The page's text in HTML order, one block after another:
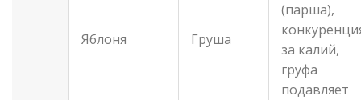
Яблоня Груша
(парша),
за калий,
груфа
подавляет